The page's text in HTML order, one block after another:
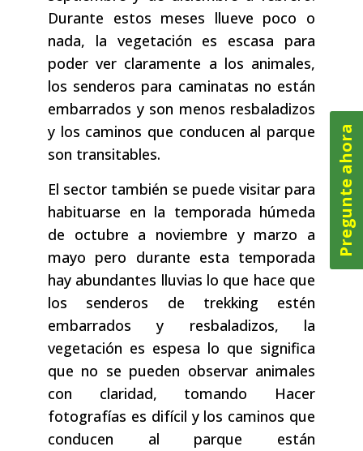
Durante estos meses llueve poco o
nada, la vegetación es escasa para
poder ver claramente a los animales,
los senderos para caminatas no están
embarrados y son menos resbaladizos
y los caminos que conducen al parque
son transitables.
El sector también se puede visitar para
habituarse en la temporada húmeda
de octubre a noviembre y marzo a
mayo pero durante esta temporada
hay abundantes lluvias lo que hace que
los senderos de trekking estén
embarrados y resbaladizos, la
vegetación es espesa lo que significa
que no se pueden observar animales
con claridad, tomando Hacer
fotografías es difícil y los caminos que
conducen al parque están
Pregunte ahora